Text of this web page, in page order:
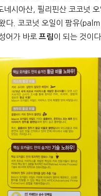
네시아산, 필리핀산 코코넛
다. 코코넛 오일이 팜유(palm
어가 바로 프림 이 되는 것이다.